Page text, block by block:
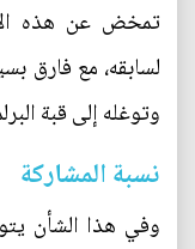
تمخض عن هذه
لسابقه، مع فارق
وتوغله إلى قبة
نسبة المشاركة
وفي هذا الشأن